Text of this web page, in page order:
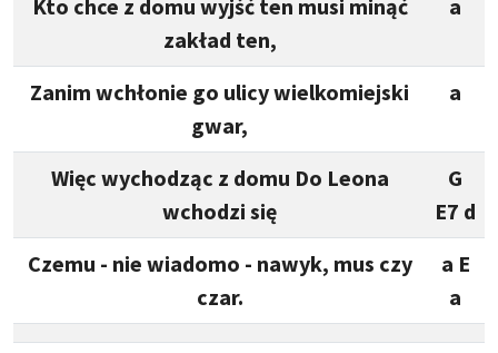
Kto chce z domu wyjść ten musi minąć
zakład ten,
a
Zanim wchłonie go ulicy wielkomiejski
gwar,
a
Więc wychodząc z domu Do Leona
wchodzi się
G
E7 d
Czemu - nie wiadomo - nawyk, mus czy
czar.
a E
a